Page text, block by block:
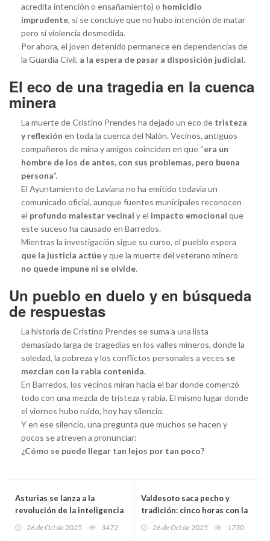
acredita intención o ensañamiento) o homicidio
imprudente, si se concluye que no hubo intención de matar
pero sí violencia desmedida.
Por ahora, el joven detenido permanece en dependencias de
la Guardia Civil, a la espera de pasar a disposición judicial.
El eco de una tragedia en la cuenca
minera
La muerte de Cristino Prendes ha dejado un eco de tristeza
y reflexión en toda la cuenca del Nalón. Vecinos, antiguos
compañeros de mina y amigos coinciden en que “era un
hombre de los de antes, con sus problemas, pero buena
persona”.
El Ayuntamiento de Laviana no ha emitido todavía un
comunicado oficial, aunque fuentes municipales reconocen
el profundo malestar vecinal y el impacto emocional que
este suceso ha causado en Barredos.
Mientras la investigación sigue su curso, el pueblo espera
que la justicia actúey que la muerte del veterano minero
no quede impune ni se olvide.
Un pueblo en duelo y en búsqueda
de respuestas
La historia de Cristino Prendes se suma a una lista
demasiado larga de tragedias en los valles mineros, donde la
soledad, la pobreza y los conflictos personales a veces se
mezclan con la rabia contenida.
En Barredos, los vecinos miran hacia el bar donde comenzó
todo con una mezcla de tristeza y rabia. El mismo lugar donde
el viernes hubo ruido, hoy hay silencio.
Y en ese silencio, una pregunta que muchos se hacen y
pocos se atreven a pronunciar:
¿Cómo se puede llegar tan lejos por tan poco?
Asturias se lanza a la
revolución de la inteligencia
26 de Oct de 2025 3472
Valdesoto saca pecho y
tradición: cinco horas con la
26 de Oct de 2025 1730